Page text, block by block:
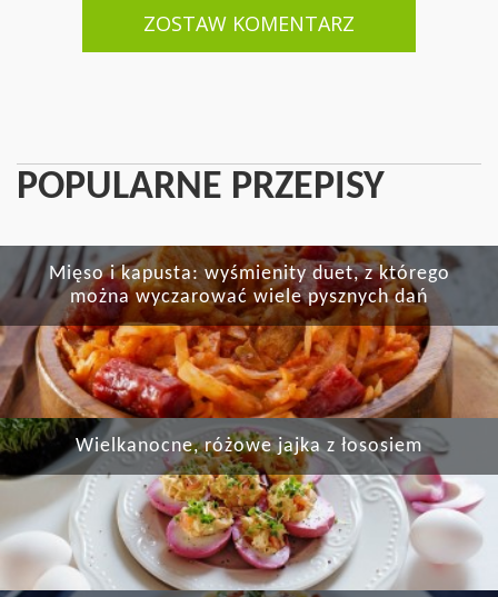
ZOSTAW KOMENTARZ
POPULARNE PRZEPISY
Mięso i kapusta: wyśmienity duet, z którego
można wyczarować wiele pysznych dań
Wielkanocne, różowe jajka z łososiem